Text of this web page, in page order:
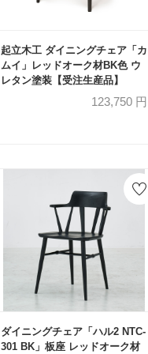
起立木工 ダイニングチェア「カ
ムイ」レッドオーク材BK色 ウ
レタン塗装【受注生産品】
123,750 円
ダイニングチェア「ハル2 NTC-
301 BK」板座 レッドオーク材